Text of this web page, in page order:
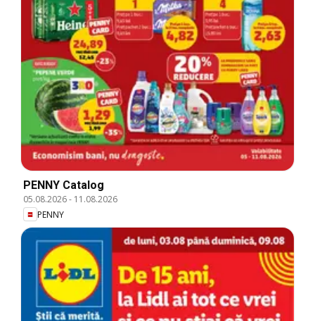
PENNY Catalog
05.08.2026- 11.08.2026
PENNY